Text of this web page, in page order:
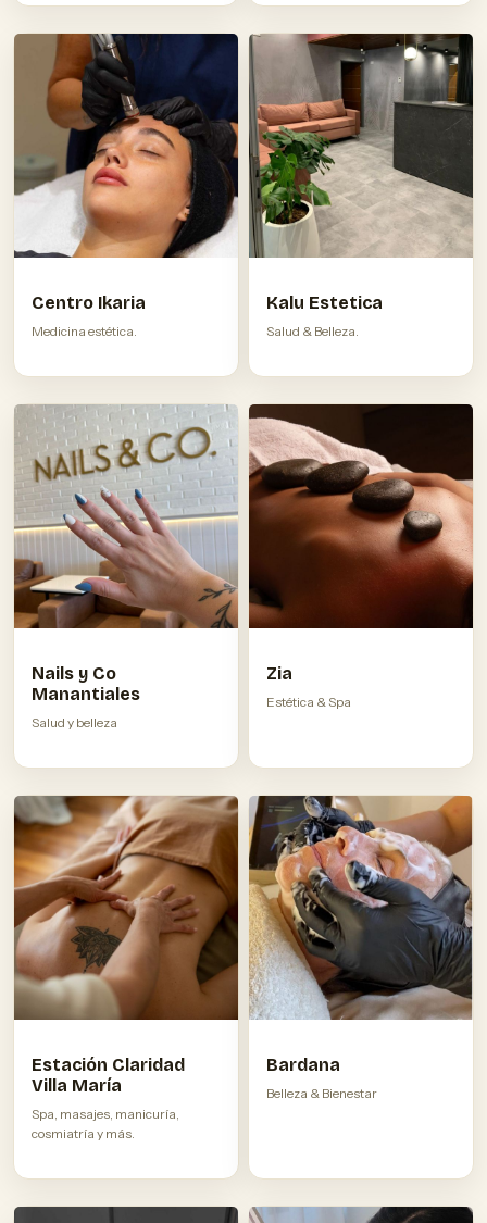
Centro Ikaria
Medicina estética.
Kalu Estetica
Salud & Belleza.
Nails y Co
Manantiales
Salud y belleza
Zia
Estética & Spa
Estación Claridad
Villa María
Spa, masajes, manicuría,
cosmiatría y más.
Bardana
Belleza & Bienestar